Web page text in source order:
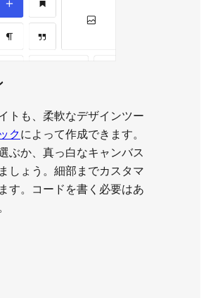
トも、柔軟なデザインツー
クによって作成できます。
ぶか、真っ白なキャンバス
しょう。細部までカスタマ
す。コードを書く必要はあ